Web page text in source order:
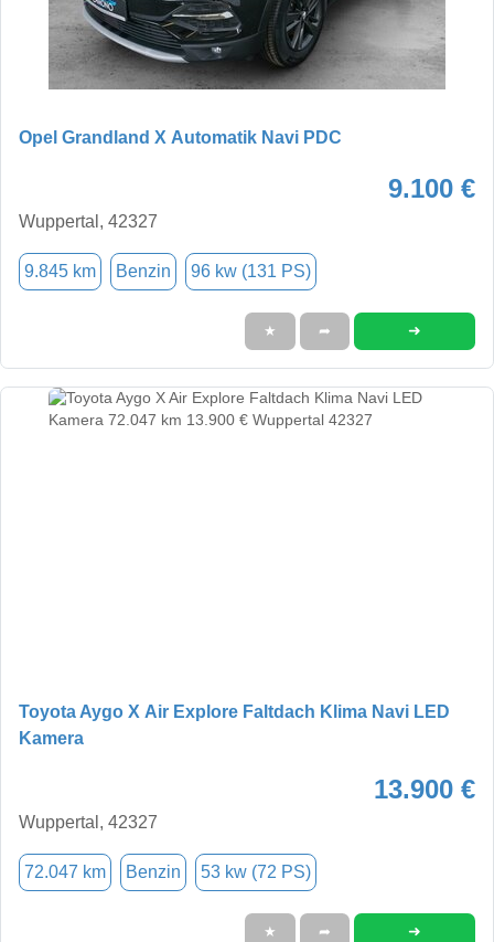
Opel Grandland X Automatik Navi PDC
9.100 €
Wuppertal, 42327
9.845 km Benzin 96 kw (131 PS)
★ ➦ ➜
Toyota Aygo X Air Explore Faltdach Klima Navi LED
Kamera
13.900 €
Wuppertal, 42327
72.047 km Benzin 53 kw (72 PS)
★ ➦ ➜